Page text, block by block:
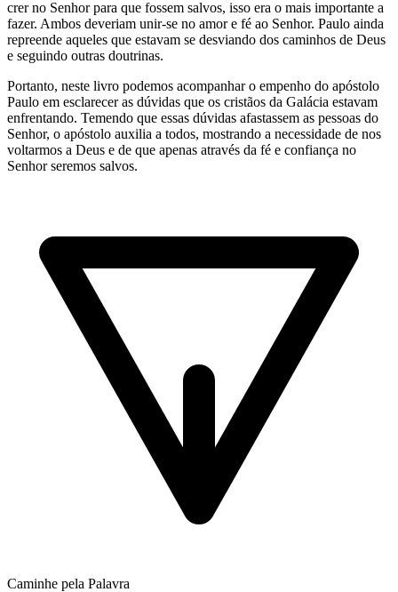
crer no Senhor para que fossem salvos, isso era o mais importante a
fazer. Ambos deveriam unir-se no amor e fé ao Senhor. Paulo ainda
repreende aqueles que estavam se desviando dos caminhos de Deus
e seguindo outras doutrinas.
Portanto, neste livro podemos acompanhar o empenho do apóstolo
Paulo em esclarecer as dúvidas que os cristãos da Galácia estavam
enfrentando. Temendo que essas dúvidas afastassem as pessoas do
Senhor, o apóstolo auxilia a todos, mostrando a necessidade de nos
voltarmos a Deus e de que apenas através da fé e confiança no
Senhor seremos salvos.
Caminhe pela Palavra